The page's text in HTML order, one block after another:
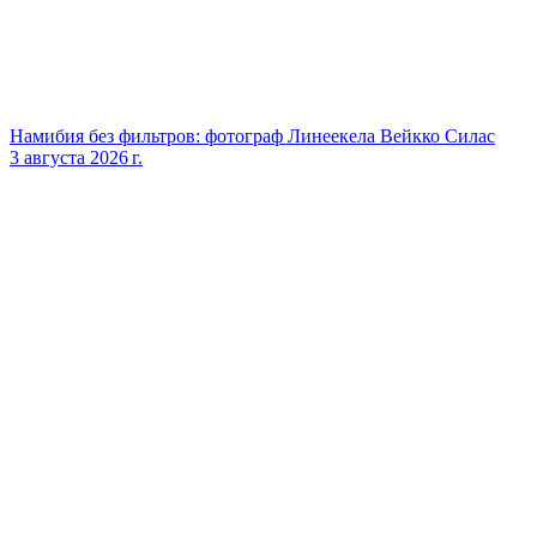
Намибия без фильтров: фотограф Линеекела Вейкко Силас
3 августа 2026 г.